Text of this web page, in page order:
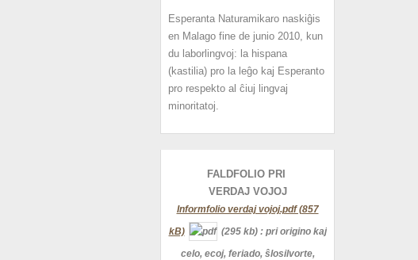
Esperanta Naturamikaro naskiĝis
en Malago fine de junio 2010, kun
du laborlingvoj: la hispana
(kastilia) pro la leĝo kaj Esperanto
pro respekto al ĉiuj lingvaj
minoritatoj.
FALDFOLIO PRI
VERDAJ VOJOJ
Informfolio verdaj vojoj.pdf (857
kB)
(295 kb) : pri origino kaj
celo, ecoj, feriado, ŝlosilvorte,